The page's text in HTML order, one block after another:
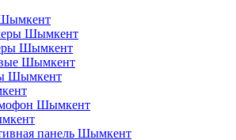
Шымкент
Шымкент
Шымкент
Шымкент
Шымкент
панель Шымкент